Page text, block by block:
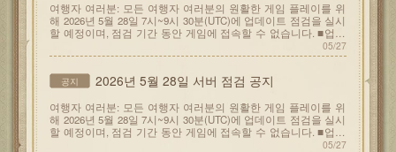
여행자 여러분: 모든 여행자 여러분의 원활한 게임 플레이를 위
해 2026년 5월 28일 7시~9시 30분(UTC)에 업데이트 점검을 실시
할 예정이며, 점검 기간 동안 게임에 접속할 수 없습니다. ■업데
05/27
공지 2026년 5월 28일 서버 점검 공지
여행자 여러분: 모든 여행자 여러분의 원활한 게임 플레이를 위
해 2026년 5월 28일 7시~9시 30분(UTC)에 업데이트 점검을 실시
할 예정이며, 점검 기간 동안 게임에 접속할 수 없습니다. ■업데
05/27